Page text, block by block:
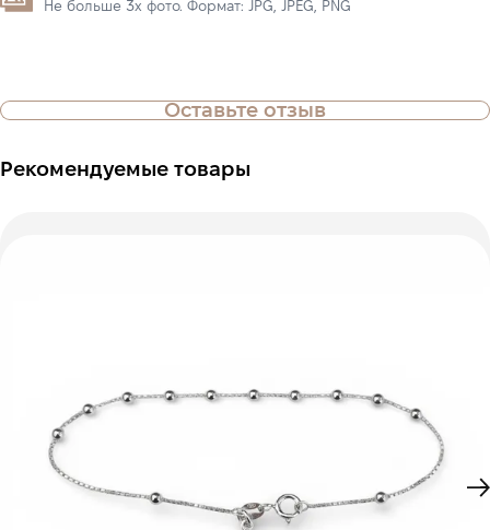
Не больше 3х фото. Формат: JPG, JPEG, PNG
Оставьте отзыв
Рекомендуемые товары